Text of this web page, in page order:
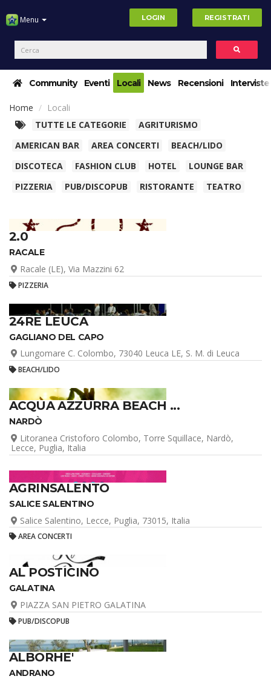
Menu LOGIN REGISTRATI
Community Eventi Locali News Recensioni Interviste
Home
Locali
TUTTE LE CATEGORIE
AGRITURISMO
AMERICAN BAR
AREA CONCERTI
BEACH/LIDO
DISCOTECA
FASHION CLUB HOTEL
LOUNGE BAR
PIZZERIA
PUB/DISCOPUB RISTORANTE TEATRO
2.0
RACALE
Racale (LE), Via Mazzini 62
PIZZERIA
24RE LEUCA
GAGLIANO DEL CAPO
Lungomare C. Colombo, 73040 Leuca LE, S. M. di Leuca
BEACH/LIDO
ACQUA AZZURRA BEACH ...
NARDÒ
Litoranea Cristoforo Colombo, Torre Squillace, Nardò,
Lecce, Puglia, Italia
AGRINSALENTO
SALICE SALENTINO
Salice Salentino, Lecce, Puglia, 73015, Italia
AREA CONCERTI
AL POSTICINO
GALATINA
PIAZZA SAN PIETRO GALATINA
PUB/DISCOPUB
ALBORHE'
ANDRANO